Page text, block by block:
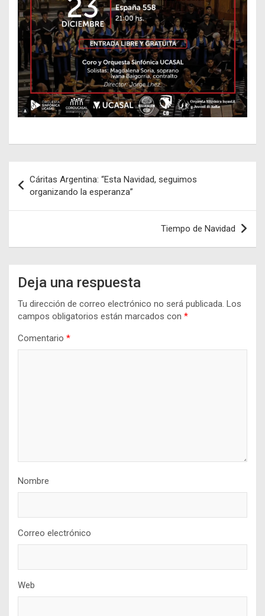
de
entradas
Cáritas Argentina: “Esta Navidad, seguimos
organizando la esperanza”
Tiempo de Navidad
Deja una respuesta
Tu dirección de correo electrónico no será publicada. Los
campos obligatorios están marcados con *
Comentario *
Nombre
Correo electrónico
Web